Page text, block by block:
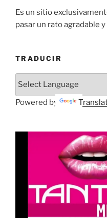
Es un sitio
pasar un rato agradable
TRADUCIR
Powered by